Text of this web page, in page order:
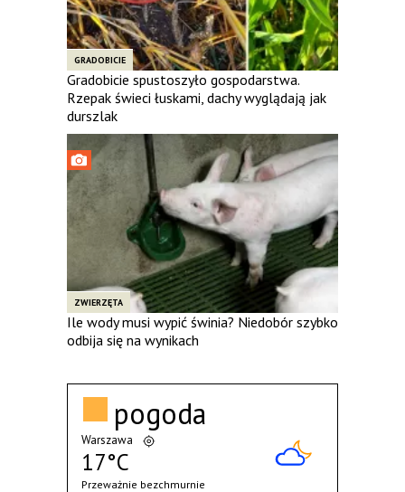
GRADOBICIE
Gradobicie spustoszyło gospodarstwa.
Rzepak świeci łuskami, dachy wyglądają jak
durszlak
ZWIERZĘTA
Ile wody musi wypić świnia? Niedobór szybko
odbija się na wynikach
pogoda
Warszawa
17°C
Przeważnie bezchmurnie